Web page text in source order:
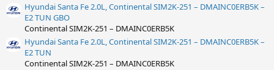
Hyundai Santa Fe 2.0L, Continental SIM2K-251 – DMAINC0ERB5K –
E2 TUN GBO
Continental SIM2K-251 – DMAINC0ERB5K
Hyundai Santa Fe 2.0L, Continental SIM2K-251 – DMAINC0ERB5K –
E2 TUN
Continental SIM2K-251 – DMAINC0ERB5K